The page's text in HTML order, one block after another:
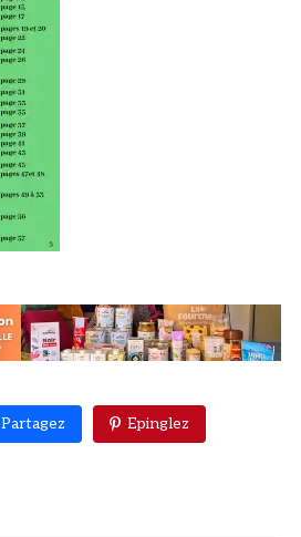
Partagez Epinglez